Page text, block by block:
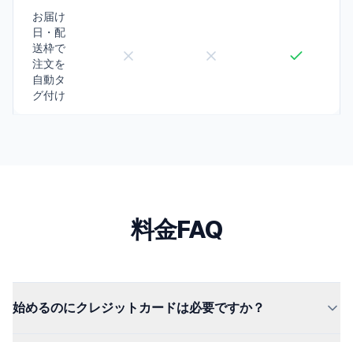
お届け
日・配
送枠で
注文を
自動タ
グ付け
料金FAQ
始めるのにクレジットカードは必要ですか？